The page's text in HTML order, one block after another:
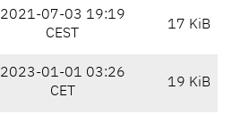
2021-07-03 19:19
CEST
17 KiB
2023-01-01 03:26
CET
19 KiB